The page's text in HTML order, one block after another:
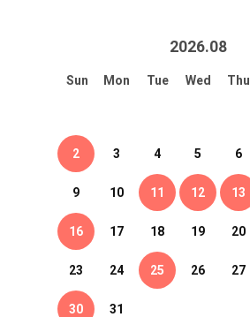
2026.08
Sun Mon Tue Wed Thu
2 3 4 5 6
9 10 11 12 13
16 17 18 19 20
23 24 25 26 27
30 31